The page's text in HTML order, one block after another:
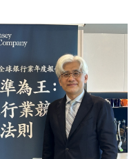
」為主題，希望以最精準
的科技不是取代人而是幫
更簡單也更有溫度。